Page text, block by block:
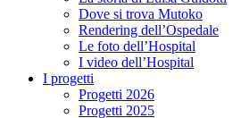
Dove si trova Mutoko
Rendering dell’Ospedale
Le foto dell’Hospital
I video dell’Hospital
I progetti
Progetti 2026
Progetti 2025